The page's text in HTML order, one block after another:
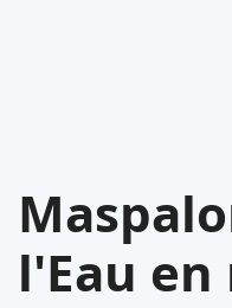
l'Eau en